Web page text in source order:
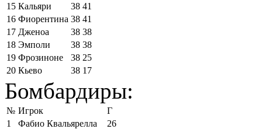
15 Кальяри 38 41
16 Фиорентина 38 41
17 Дженоа 38 38
18 Эмполи 38 38
19 Фрозиноне 38 25
20 Кьево 38 17
Бомбардиры:
№ Игрок
Г
1
Фабио Квальярелла
26